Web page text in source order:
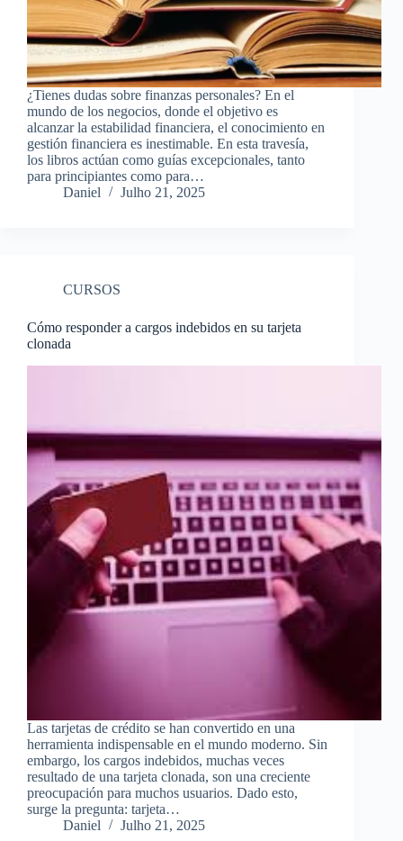
¿Tienes dudas sobre finanzas personales? En el
mundo de los negocios, donde el objetivo es
alcanzar la estabilidad financiera, el conocimiento en
gestión financiera es inestimable. En esta travesía,
los libros actúan como guías excepcionales, tanto
para principiantes como para…
Daniel
Julho 21, 2025
CURSOS
Cómo responder a cargos indebidos en su tarjeta
clonada
Las tarjetas de crédito se han convertido en una
herramienta indispensable en el mundo moderno. Sin
embargo, los cargos indebidos, muchas veces
resultado de una tarjeta clonada, son una creciente
preocupación para muchos usuarios. Dado esto,
surge la pregunta: tarjeta…
Daniel
Julho 21, 2025